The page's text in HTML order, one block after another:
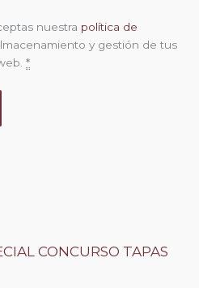
nuestra política de
y gestión de tus
*
CONCURSO TAPAS